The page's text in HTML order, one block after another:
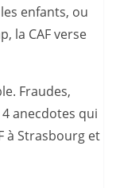
enfants, ou
la CAF verse
Fraudes,
anecdotes qui
à Strasbourg et